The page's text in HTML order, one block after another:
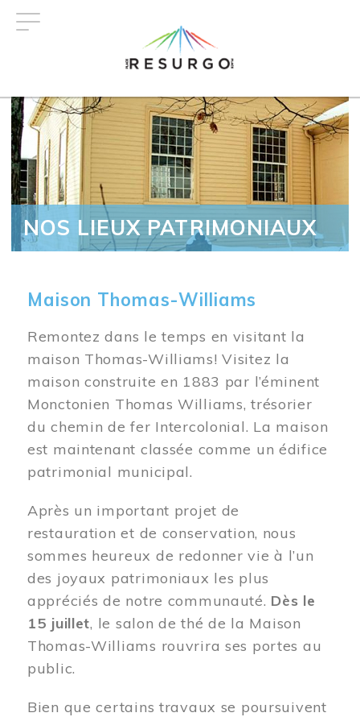
NOS LIEUX PATRIMONIAUX
Maison Thomas-Williams
Remontez dans le temps en visitant la
maison Thomas-Williams! Visitez la
maison construite en 1883 par l’éminent
Monctonien Thomas Williams, trésorier
du chemin de fer Intercolonial. La maison
est maintenant classée comme un édifice
patrimonial municipal.
Après un important projet de
restauration et de conservation, nous
sommes heureux de redonner vie à l’un
des joyaux patrimoniaux les plus
appréciés de notre communauté. Dès le
15 juillet, le salon de thé de la Maison
Thomas-Williams rouvrira ses portes au
public.
Bien que certains travaux se poursuivent